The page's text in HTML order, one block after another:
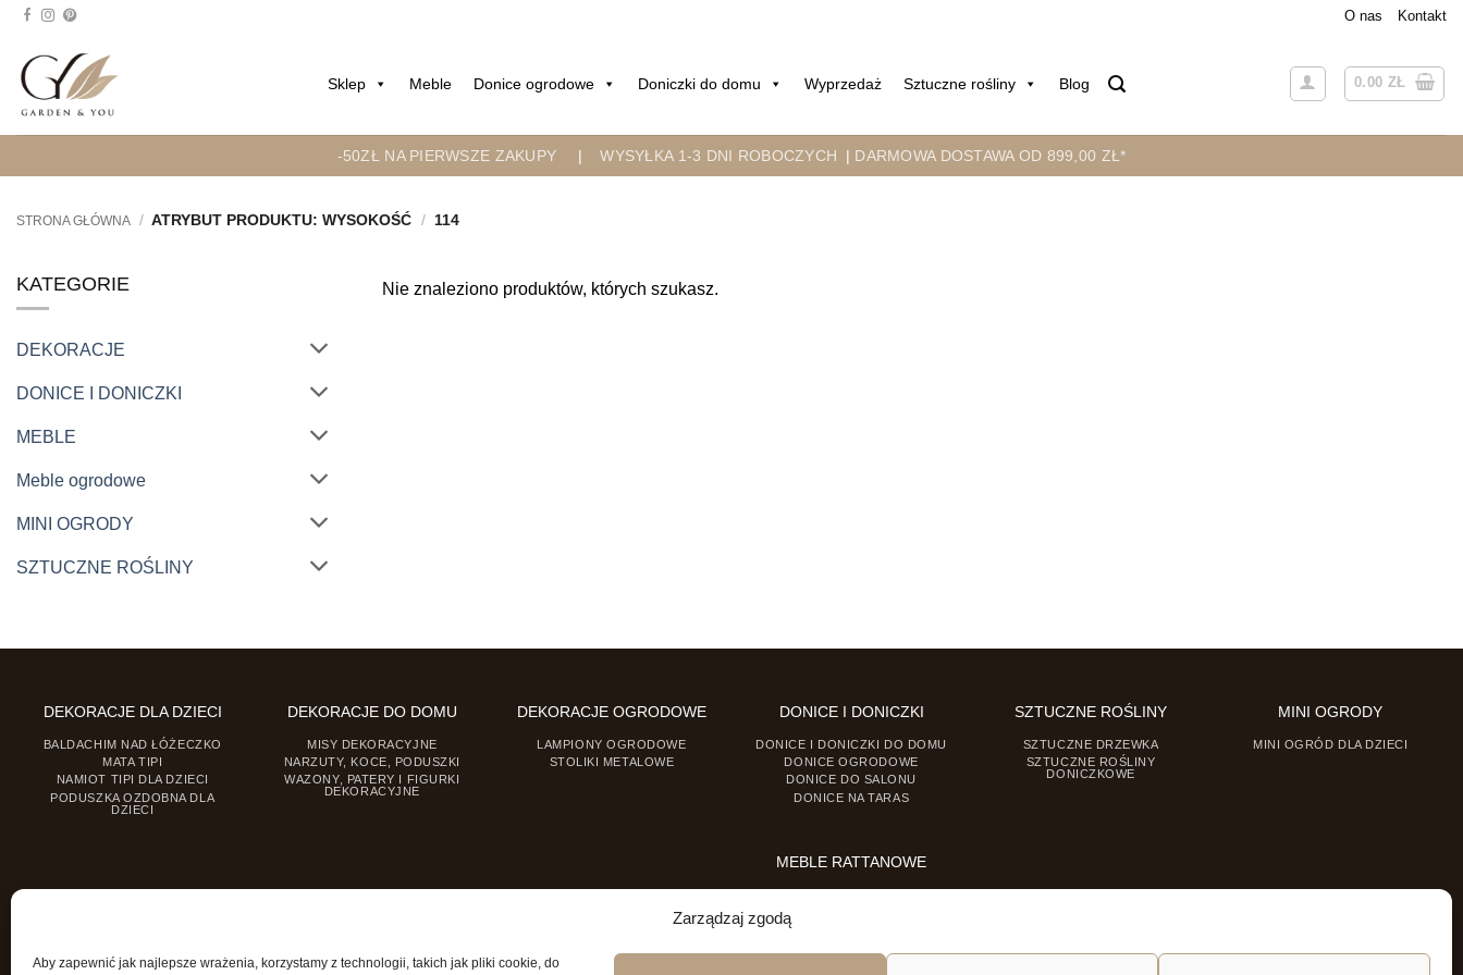
Zarządzaj zgodą
Aby zapewnić jak najlepsze wrażenia, korzystamy z technologii, takich jak pliki cookie, do
Przejdź
treści
O nas Kontakt
Sklep Meble Donice ogrodowe Doniczki do domu Wyprzedaż Sztuczne rośliny Blog 0.00 ZŁ
-50ZŁ NA PIERWSZE ZAKUPY |WYSYŁKA 1-3 DNI ROBOCZYCH | DARMOWA DOSTAWA OD 899,00 ZŁ*
STRONA GŁÓWNA / ATRYBUT PRODUKTU: WYSOKOŚĆ / 114
KATEGORIE
DEKORACJE
DONICE I DONICZKI
MEBLE
Meble ogrodowe
MINI OGRODY
SZTUCZNE ROŚLINY
Nie znaleziono produktów, których szukasz.
DEKORACJE DLA DZIECI
BALDACHIM NAD ŁÓŻECZKO
MATA TIPI
NAMIOT TIPI DLA DZIECI
PODUSZKA OZDOBNA DLA
DZIECI
DEKORACJE DO DOMU
MISY DEKORACYJNE
NARZUTY, KOCE, PODUSZKI
WAZONY, PATERY I FIGURKI
DEKORACYJNE
DEKORACJE OGRODOWE
LAMPIONY OGRODOWE
STOLIKI METALOWE
DONICE I DONICZKI
DONICE I DONICZKI DO DOMU
DONICE OGRODOWE
DONICE DO SALONU
DONICE NA TARAS
MEBLE RATTANOWE
KRZESŁA RATTANOWE
SZTUCZNE ROŚLINY
SZTUCZNE DRZEWKA
SZTUCZNE ROŚLINY
DONICZKOWE
MINI OGRODY
MINI OGRÓD DLA DZIECI